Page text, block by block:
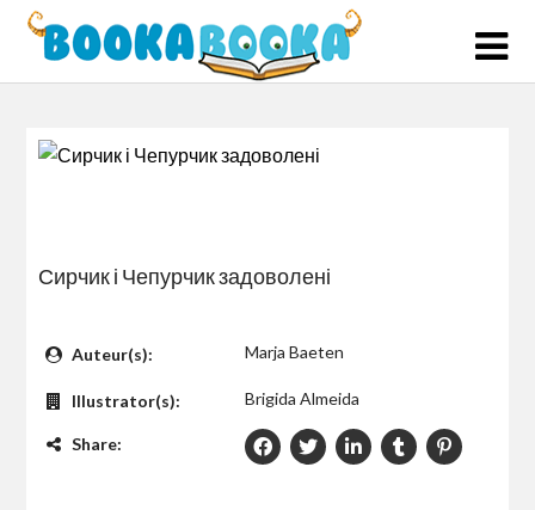
Skip
Сирчик і Чепурчик задоволені
Auteur(s): Marja Baeten
Illustrator(s): Brigida Almeida
Share: